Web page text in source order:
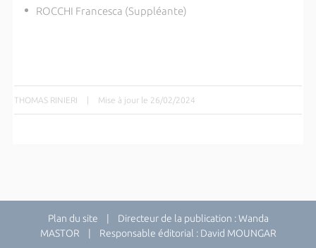
ROCCHI Francesca (Suppléante)
THOMAS RINIERI Mise à jour le 26/02/2024
Plan du site | Directeur de la publication : Wanda
MASTOR | Responsable éditorial : David MOUNGAR